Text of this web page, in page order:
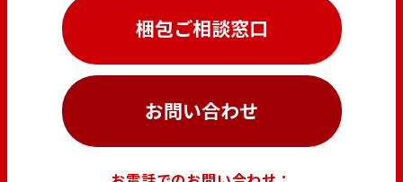
梱包ご相談窓口
お問い合わせ